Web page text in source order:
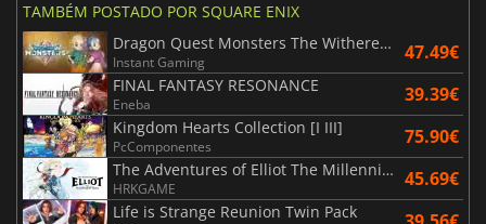
TAMBÉM POSTADO POR SQUARE ENIX
Dragon Quest Monsters The Withered World
Instant Gaming 47.49€
FINAL FANTASY RESONANCE
Eneba 39.39€
Kingdom Hearts Collection [I III]
PcComponentes 75.90€
The Adventures of Elliot The Millennium Tales
HRKGAME 45.69€
Life is Strange Reunion Twin Pack